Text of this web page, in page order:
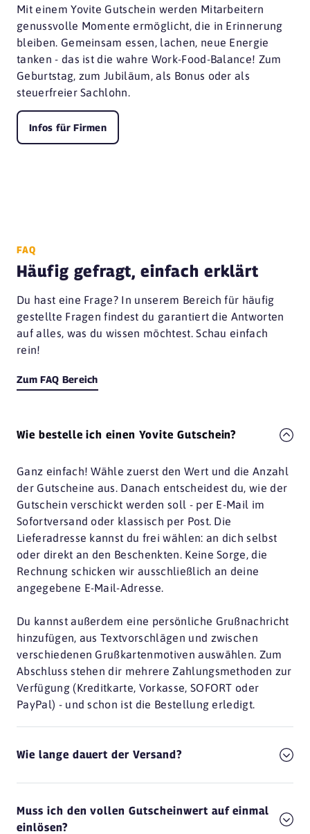
Mit einem Yovite Gutschein werden Mitarbeitern
genussvolle Momente ermöglicht, die in Erinnerung
bleiben. Gemeinsam essen, lachen, neue Energie
tanken - das ist die wahre Work-Food-Balance! Zum
Geburtstag, zum Jubiläum, als Bonus oder als
steuerfreier Sachlohn.
Infos für Firmen
FAQ
Häufig gefragt, einfach erklärt
Du hast eine Frage? In unserem Bereich für häufig
gestellte Fragen findest du garantiert die Antworten
auf alles, was du wissen möchtest. Schau einfach
rein!
Zum FAQ Bereich
Wie bestelle ich einen Yovite Gutschein?
Ganz einfach! Wähle zuerst den Wert und die Anzahl
der Gutscheine aus. Danach entscheidest du, wie der
Gutschein verschickt werden soll - per E-Mail im
Sofortversand oder klassisch per Post. Die
Lieferadresse kannst du frei wählen: an dich selbst
oder direkt an den Beschenkten. Keine Sorge, die
Rechnung schicken wir ausschließlich an deine
angegebene E-Mail-Adresse.
Du kannst außerdem eine persönliche Grußnachricht
hinzufügen, aus Textvorschlägen und zwischen
verschiedenen Grußkartenmotiven auswählen. Zum
Abschluss stehen dir mehrere Zahlungsmethoden zur
Verfügung (Kreditkarte, Vorkasse, SOFORT oder
PayPal) - und schon ist die Bestellung erledigt.
Wie lange dauert der Versand?
Muss ich den vollen Gutscheinwert auf einmal
einlösen?